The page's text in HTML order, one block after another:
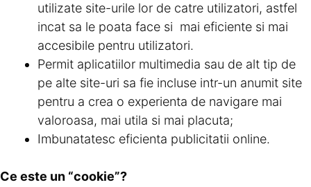
utilizate site-urile lor de catre utilizatori, astfel
incat sa le poata face si mai eficiente si mai
accesibile pentru utilizatori.
Permit aplicatiilor multimedia sau de alt tip de
pe alte site-uri sa fie incluse intr-un anumit site
pentru a crea o experienta de navigare mai
valoroasa, mai utila si mai placuta;
Imbunatatesc eficienta publicitatii online.
Ce este un “cookie”?